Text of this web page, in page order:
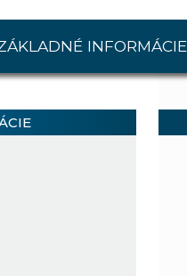
INFORMÁCIE